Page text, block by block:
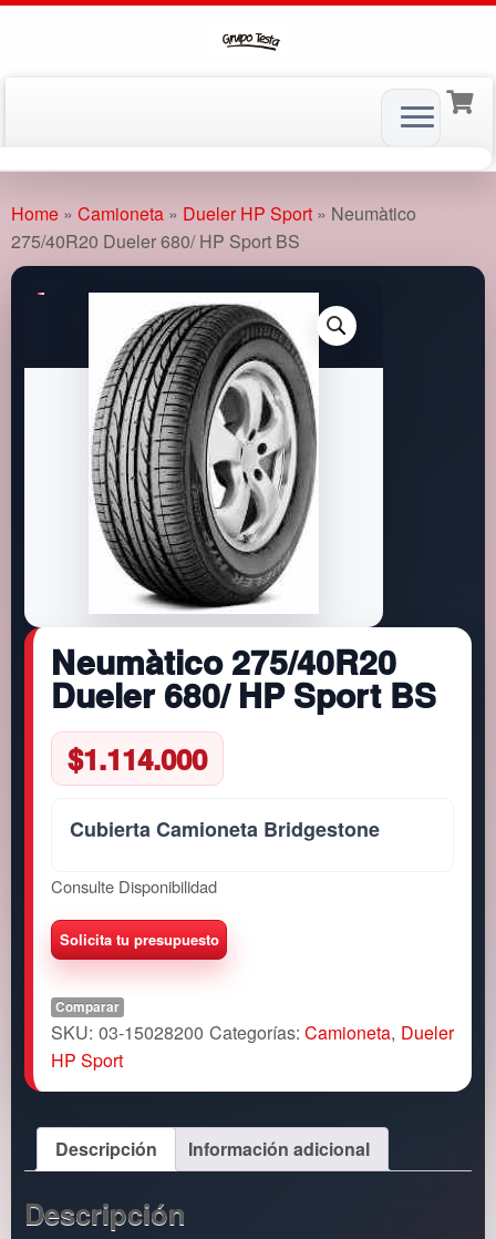
to
content
Home » Camioneta » Dueler HP Sport » Neumàtico
275/40R20 Dueler 680/ HP Sport BS
Neumàtico 275/40R20
Dueler 680/ HP Sport BS
$1.114.000
Cubierta Camioneta Bridgestone
Consulte Disponibilidad
Comparar
SKU: 03-15028200 Categorías:Camioneta, Dueler
HP Sport
Descripción Información adicional
Descripción